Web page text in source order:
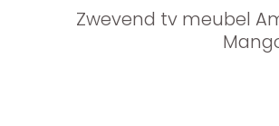
Zwevend tv meubel